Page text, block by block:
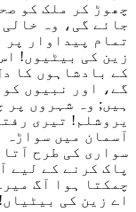
چھوڑ کر ملک کو
جائے گی، وہ
تمام پیداوار پر
زین کی بیٹیوں!
کے بادشاہوں کا
گے، اور نبیوں
ہیں; وہ شہروں پر
یروشلم! تیری
آسمان میں
سواری کی طرح
پاک کرنے کے لیے
چمکتا ہوا آگ
اے زین کی